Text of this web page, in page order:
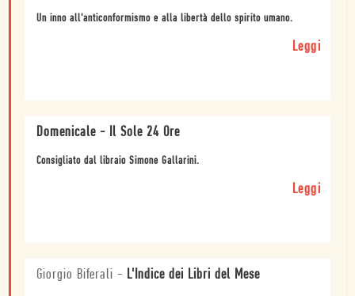
Un inno all'anticonformismo e alla libertà dello spirito umano.
Leggi
Domenicale - Il Sole 24 Ore
Consigliato dal libraio Simone Gallarini.
Leggi
Giorgio Biferali - L'Indice dei Libri del Mese